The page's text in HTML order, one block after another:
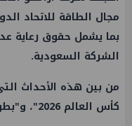
بما يشمل حقوق رعاية
الشركة السعودية.
من بين هذه الأحداث
كأس العالم 2026"، و"بطولة كأس العالم للسيدات 2027".